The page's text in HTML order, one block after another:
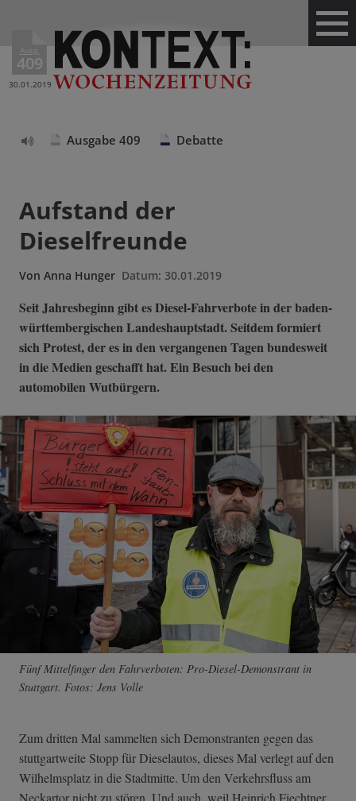
Ausg.
409
30.01.2019
Ausgabe 409 Debatte
Aufstand der
Dieselfreunde
Von Anna Hunger Datum: 30.01.2019
Seit Jahresbeginn gibt es Diesel-Fahrverbote in der baden-
württembergischen Landeshauptstadt. Seitdem formiert
sich Protest, der es in den vergangenen Tagen bundesweit
in die Medien geschafft hat. Ein Besuch bei den
automobilen Wutbürgern.
Fünf Mittelfinger den Fahrverboten: Pro-Diesel-Demonstrant in
Stuttgart. Fotos: Jens Volle
Zum dritten Mal sammelten sich Demonstranten gegen das
stuttgartweite Stopp für Dieselautos, dieses Mal verlegt auf den
Wilhelmsplatz in die Stadtmitte. Um den Verkehrsfluss am
Neckartor nicht zu stören. Und auch, weil Heinrich Fiechtner,